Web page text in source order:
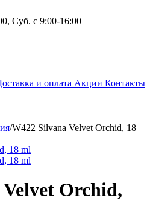
Суб. с 9:00-16:00
и оплата Акции Контакты
/W422 Silvana Velvet Orchid, 18
Orchid,